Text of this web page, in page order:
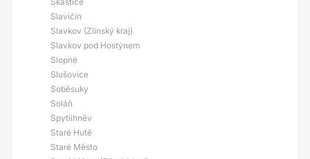
Slavičín
Slavkov (Zlínský kraj)
Slavkov pod Hostýnem
Slopné
Slušovice
Soběsuky
Soláň
Spytiihněv
Staré Hutě
Staré Město